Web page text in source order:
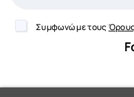
Συμφωνώ με τους